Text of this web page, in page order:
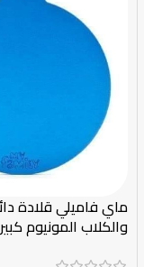
ماي فاميلي قلادة
والكلاب المونيوم